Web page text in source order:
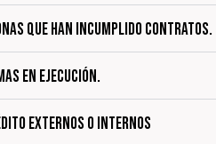
QUE HAN INCUMPLIDO CONTRATOS.
EN EJECUCIÓN.
EXTERNOS O INTERNOS